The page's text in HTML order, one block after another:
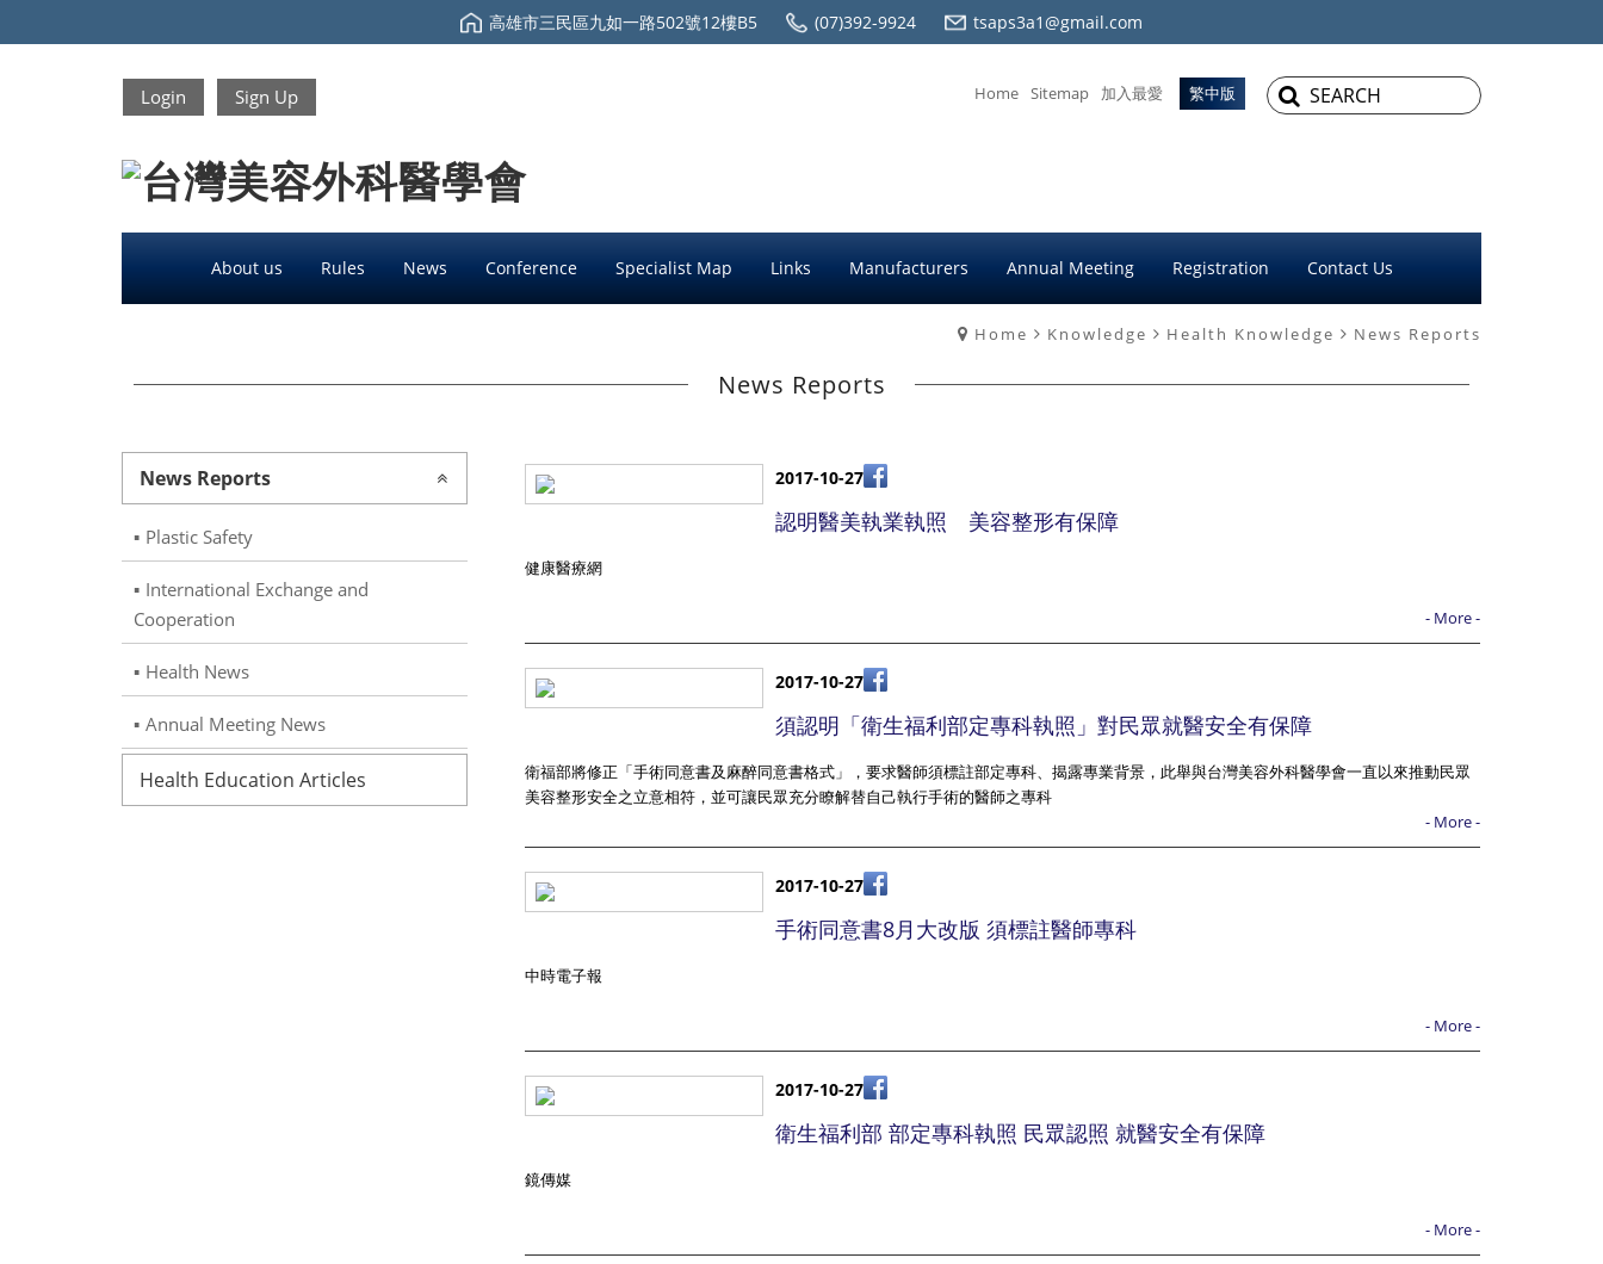
高雄市三民區九如一路502號12樓B5 (07)392-9924 tsaps3a1@gmail.com
Home Sitemap 加入最愛 繁中版
Login Sign Up
About us Rules News Conference Specialist Map Links Manufacturers Annual Meeting Registration Contact Us
Home Knowledge Health Knowledge News Reports
News Reports
News Reports
Plastic Safety
International Exchange and
Cooperation
Health News
Annual Meeting News
Health Education Articles
2017-10-27
認明醫美執業執照 美容整形有保障
健康醫療網
- More -
2017-10-27
須認明「衛生福利部定專科執照」對民眾就醫安全有保障
衛福部將修正「手術同意書及麻醉同意書格式」，要求醫師須標註部定專科、揭露專業背景，此舉與台灣美容外科醫學會一直以來推動民眾
美容整形安全之立意相符，並可讓民眾充分瞭解替自己執行手術的醫師之專科
- More -
2017-10-27
手術同意書8月大改版 須標註醫師專科
中時電子報
- More -
2017-10-27
衛生福利部 部定專科執照 民眾認照 就醫安全有保障
鏡傳媒
- More -